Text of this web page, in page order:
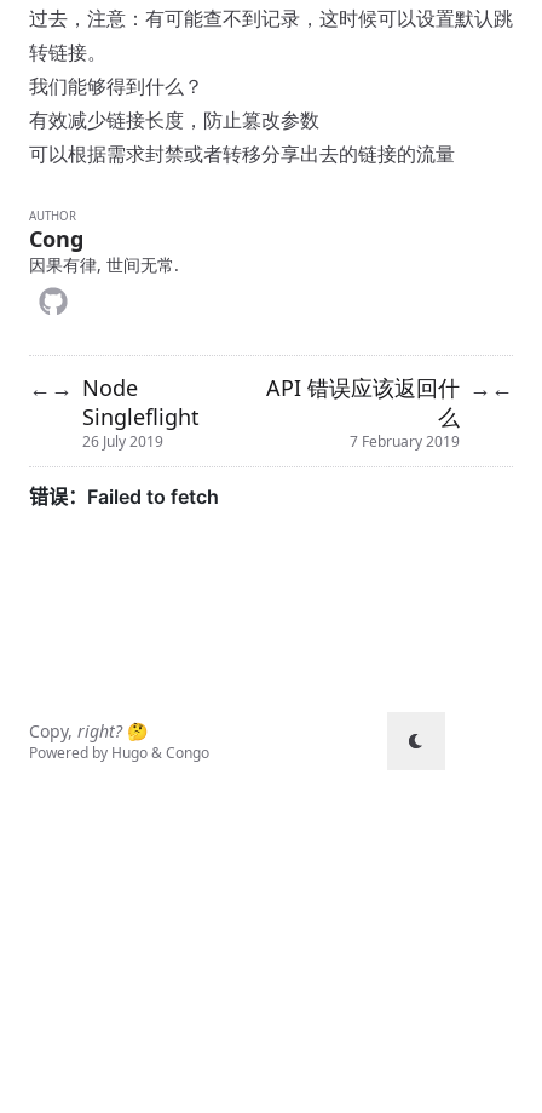
过去，注意：有可能查不到记录，这时候可以设置默认跳
转链接。
我们能够得到什么？
有效减少链接长度，防止篡改参数
可以根据需求封禁或者转移分享出去的链接的流量
AUTHOR
Cong
因果有律, 世间无常.
← → Node
Singleflight
26 July 2019
API 错误应该返回什
么
7 February 2019
→ ←
Copy, right?🤔
Powered by Hugo&Congo